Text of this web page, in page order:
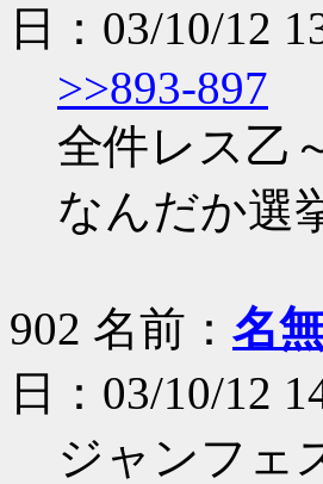
日：03/10/12
>>893-897
全件レス乙
なんだか選
902 名前： 名
日：03/10/12
ジャンフェ